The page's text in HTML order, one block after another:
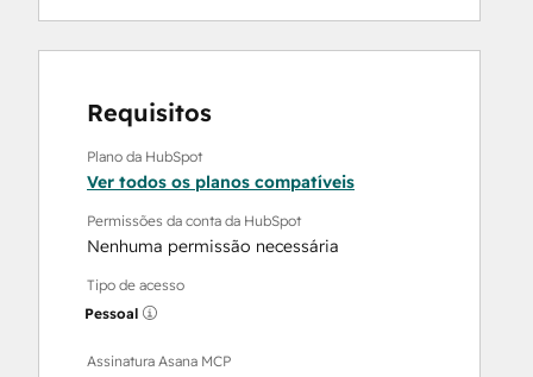
Requisitos
Plano da HubSpot
Ver todos os planos compatíveis
Permissões da conta da HubSpot
Nenhuma permissão necessária
Tipo de acesso
Pessoal
Assinatura Asana MCP